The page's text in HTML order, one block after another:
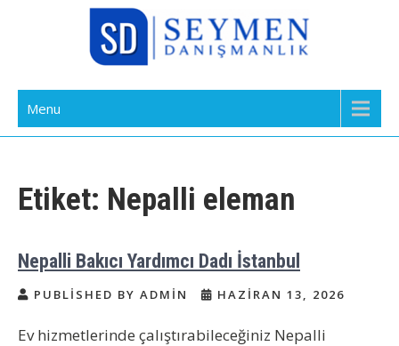
Bakıcı Yardımcı Dadı Danışmanlık
Ajansı İstanbul
Menu
Etiket: Nepalli eleman
Nepalli Bakıcı Yardımcı Dadı İstanbul
PUBLISHED BY ADMIN HAZIRAN 13, 2026
Ev hizmetlerinde çalıştırabileceğiniz Nepalli